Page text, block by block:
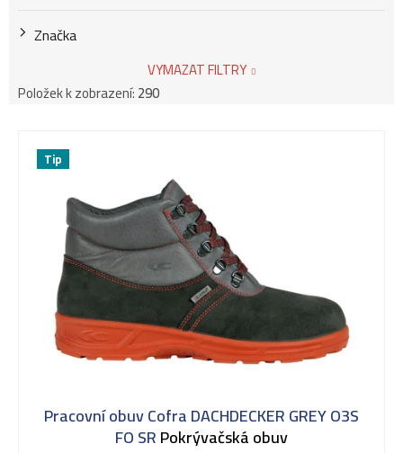
Značka
VYMAZAT FILTRY
Položek k zobrazení:290
Tip
Pracovní obuv Cofra DACHDECKER GREY O3S
FO SRPokrývačská obuv